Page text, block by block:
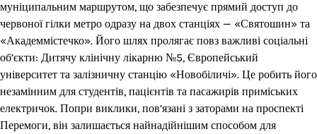
муніципальним маршрутом, що забезпечує прямий доступ до
червоної гілки метро одразу на двох станціях — «Святошин» та
«Академмістечко». Його шлях пролягає повз важливі соціальні
об’єкти: Дитячу клінічну лікарню №5, Європейський
університет та залізничну станцію «Новобіличі». Це робить його
незамінним для студентів, пацієнтів та пасажирів приміських
електричок. Попри виклики, пов’язані з заторами на проспекті
Перемоги, він залишається найнадійнішим способом для